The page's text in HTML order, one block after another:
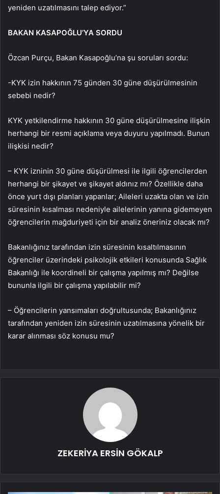
yeniden uzatılmasını talep ediyor.”
BAKAN KASAPOĞLU’YA SORDU
Özcan Purçu, Bakan Kasapoğlu’na şu soruları sordu:
-KYK izin hakkının 75 günden 30 güne düşürülmesinin
sebebi nedir?
KYK yetkilendirme hakkının 30 güne düşürülmesine ilişkin
herhangi bir resmi açıklama veya duyuru yapılmadı. Bunun
ilişkisi nedir?
– KYK izninin 30 güne düşürülmesi ile ilgili öğrencilerden
herhangi bir şikayet ve şikayet aldınız mı? Özellikle daha
önce yurt dışı planları yapanlar; Aileleri uzakta olan ve izin
süresinin kısalması nedeniyle ailelerinin yanına gidemeyen
öğrencilerin mağduriyeti için bir analiz öneriniz olacak mı?
Bakanlığınız tarafından izin süresinin kısaltılmasının
öğrenciler üzerindeki psikolojik etkileri konusunda Sağlık
Bakanlığı ile koordineli bir çalışma yapılmış mı? Değilse
bununla ilgili bir çalışma yapılabilir mi?
– Öğrencilerin yansımaları doğrultusunda; Bakanlığınız
tarafından yeniden izin süresinin uzatılmasına yönelik bir
karar alınması söz konusu mu?
ZEKERİYA ERSİN GÖKALP